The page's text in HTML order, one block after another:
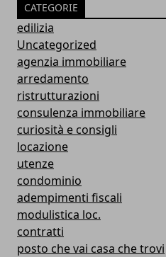
CATEGORIE
edilizia
Uncategorized
agenzia immobiliare
arredamento
ristrutturazioni
consulenza immobiliare
curiosità e consigli
locazione
utenze
condominio
adempimenti fiscali
modulistica loc.
contratti
posto che vai casa che trovi